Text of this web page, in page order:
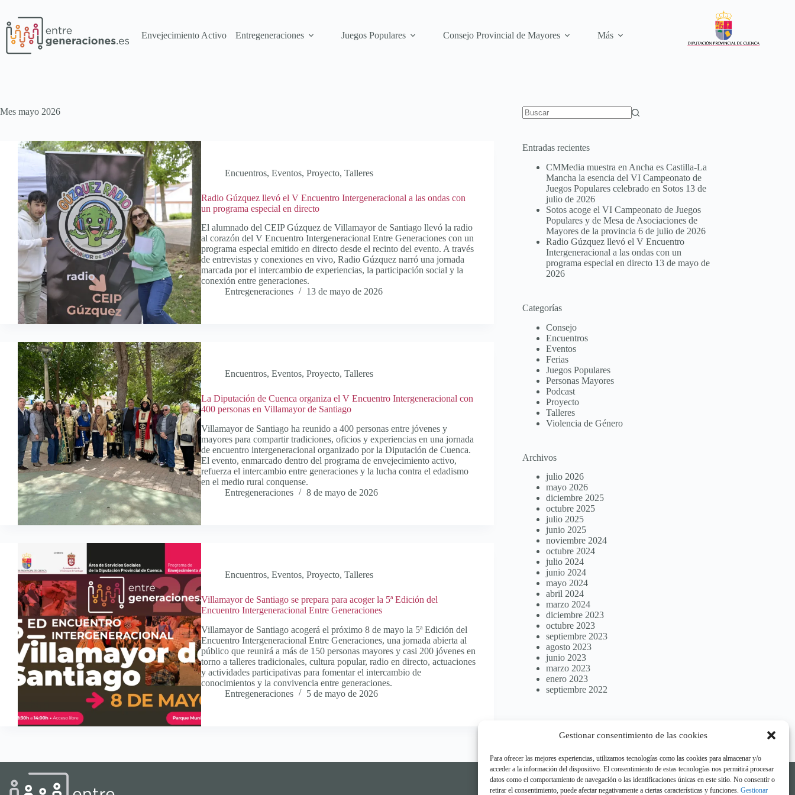
Gestionar consentimiento de las cookies
Para ofrecer las mejores experiencias, utilizamos tecnologías como las cookies para almacenar y/o
acceder a la información del dispositivo. El consentimiento de estas tecnologías nos permitirá procesar
datos como el comportamiento de navegación o las identificaciones únicas en este sitio. No consentir o
retirar el consentimiento, puede afectar negativamente a ciertas características y funciones. Gestionar
Envejecimiento Activo Entregeneraciones Juegos Populares Consejo Provincial de Mayores Más
Mes mayo 2026
Encuentros, Eventos, Proyecto, Talleres
Radio Gúzquez llevó el V Encuentro Intergeneracional a las ondas con
un programa especial en directo
El alumnado del CEIP Gúzquez de Villamayor de Santiago llevó la radio
al corazón del V Encuentro Intergeneracional Entre Generaciones con un
programa especial emitido en directo desde el recinto del evento. A través
de entrevistas y conexiones en vivo, Radio Gúzquez narró una jornada
marcada por el intercambio de experiencias, la participación social y la
conexión entre generaciones.
Entregeneraciones
13 de mayo de 2026
Encuentros, Eventos, Proyecto, Talleres
La Diputación de Cuenca organiza el V Encuentro Intergeneracional con
400 personas en Villamayor de Santiago
Villamayor de Santiago ha reunido a 400 personas entre jóvenes y
mayores para compartir tradiciones, oficios y experiencias en una jornada
de encuentro intergeneracional organizado por la Diputación de Cuenca.
El evento, enmarcado dentro del programa de envejecimiento activo,
refuerza el intercambio entre generaciones y la lucha contra el edadismo
en el medio rural conquense.
Entregeneraciones
8 de mayo de 2026
Encuentros, Eventos, Proyecto, Talleres
Villamayor de Santiago se prepara para acoger la 5ª Edición del
Encuentro Intergeneracional Entre Generaciones
Villamayor de Santiago acogerá el próximo 8 de mayo la 5ª Edición del
Encuentro Intergeneracional Entre Generaciones, una jornada abierta al
público que reunirá a más de 150 personas mayores y casi 200 jóvenes en
torno a talleres tradicionales, cultura popular, radio en directo, actuaciones
y actividades participativas para fomentar el intercambio de
conocimientos y la convivencia entre generaciones.
Entregeneraciones
5 de mayo de 2026
Entradas recientes
CMMedia muestra en Ancha es Castilla-La
Mancha la esencia del VI Campeonato de
Juegos Populares celebrado en Sotos 13 de
julio de 2026
Sotos acoge el VI Campeonato de Juegos
Populares y de Mesa de Asociaciones de
Mayores de la provincia 6 de julio de 2026
Radio Gúzquez llevó el V Encuentro
Intergeneracional a las ondas con un
programa especial en directo 13 de mayo de
2026
Categorías
Consejo
Encuentros
Eventos
Ferias
Juegos Populares
Personas Mayores
Podcast
Proyecto
Talleres
Violencia de Género
Archivos
julio 2026
mayo 2026
diciembre 2025
octubre 2025
julio 2025
junio 2025
noviembre 2024
octubre 2024
julio 2024
junio 2024
mayo 2024
abril 2024
marzo 2024
diciembre 2023
octubre 2023
septiembre 2023
agosto 2023
junio 2023
marzo 2023
enero 2023
septiembre 2022